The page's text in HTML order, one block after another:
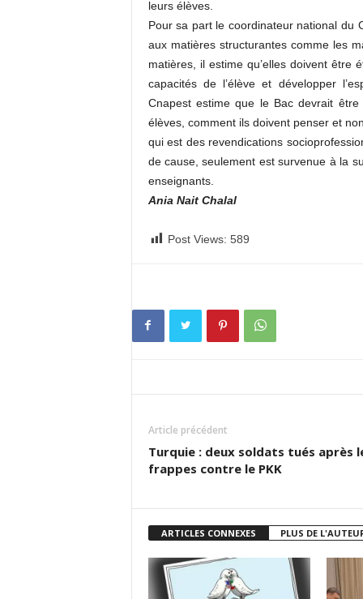
leurs élèves.
Pour sa part le coordinateur national du
aux matières structurantes comme les
matières, il estime qu’elles doivent être
capacités de l’élève et développer
Cnapest estime que le Bac devrait
élèves, comment ils doivent penser et
qui est des revendications
de cause, seulement est survenue à la
enseignants.
Ania Nait Chalal
Post Views: 589
Article précédent
Turquie : deux soldats tués après
frappes contre le PKK
ARTICLES CONNEXES PLUS DE